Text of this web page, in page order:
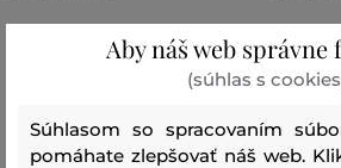
Aby náš web správne
(súhlas s
Súhlasom so spracovaním
pomáhate zlepšovať náš web.